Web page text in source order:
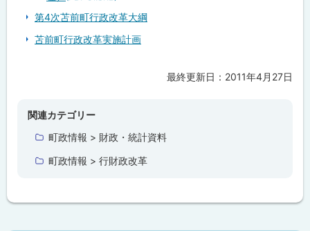
係
取
い
て
第4次苫前町行政改革大綱
苫前町行政改革実施計画
最終更新日： 2011年4月27日
関連カテゴリー
町政情報 > 財政・統計資料
町政情報 > 行財政改革